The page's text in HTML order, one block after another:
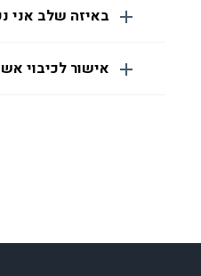
באיזה שלב אני
אישור לכיבוי אש